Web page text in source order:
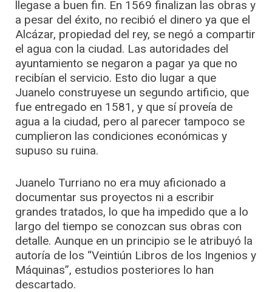
llegase a buen fin. En 1569 finalizan las obras y
a pesar del éxito, no recibió el dinero ya que el
Alcázar, propiedad del rey, se negó a compartir
el agua con la ciudad. Las autoridades del
ayuntamiento se negaron a pagar ya que no
recibían el servicio. Esto dio lugar a que
Juanelo construyese un segundo artificio, que
fue entregado en 1581, y que sí proveía de
agua a la ciudad, pero al parecer tampoco se
cumplieron las condiciones económicas y
supuso su ruina.
Juanelo Turriano no era muy aficionado a
documentar sus proyectos ni a escribir
grandes tratados, lo que ha impedido que a lo
largo del tiempo se conozcan sus obras con
detalle. Aunque en un principio se le atribuyó la
autoría de los “Veintiún Libros de los Ingenios y
Máquinas”, estudios posteriores lo han
descartado.